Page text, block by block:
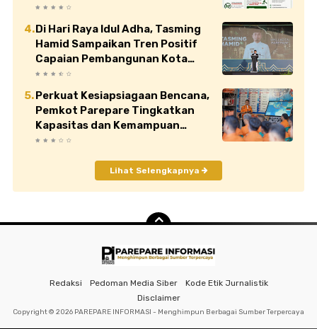
Jual di Atas HET
Di Hari Raya Idul Adha, Tasming
Hamid Sampaikan Tren Positif
Capaian Pembangunan Kota
Parepare
Perkuat Kesiapsiagaan Bencana,
Pemkot Parepare Tingkatkan
Kapasitas dan Kemampuan
Manajerial TRC BPBD
Lihat Selengkapnya
Redaksi Pedoman Media Siber
Kode Etik Jurnalistik
Disclaimer
Copyright © 2026 PAREPARE INFORMASI - Menghimpun Berbagai Sumber Terpercaya